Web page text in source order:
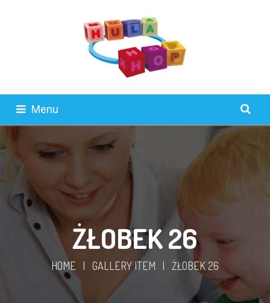
Menu
ŻŁOBEK 26
HOME | GALLERY ITEM | ŻŁOBEK 26